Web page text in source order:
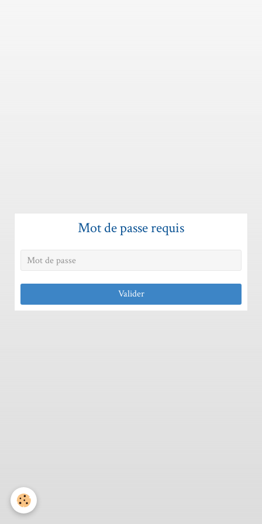
Mot de passe requis
Valider